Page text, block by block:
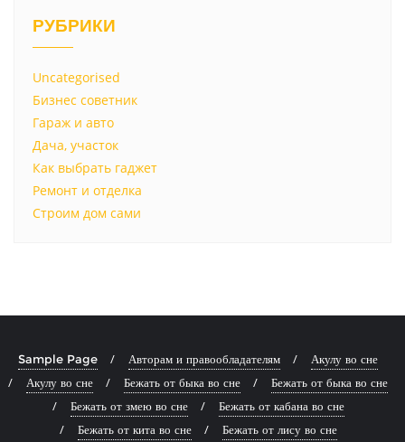
РУБРИКИ
Uncategorised
Бизнес советник
Гараж и авто
Дача, участок
Как выбрать гаджет
Ремонт и отделка
Строим дом сами
Sample Page Авторам и правообладателям
Акулу во сне
Акулу во сне
Бежать от быка во сне
Бежать от быка во сне
Бежать от змею во сне
Бежать от кабана во сне
Бежать от кита во сне
Бежать от лису во сне